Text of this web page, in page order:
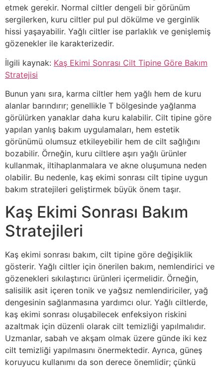
etmek gerekir. Normal ciltler dengeli bir görünüm
sergilerken, kuru ciltler pul pul dökülme ve gerginlik
hissi yaşayabilir. Yağlı ciltler ise parlaklık ve genişlemiş
gözenekler ile karakterizedir.
İlgili kaynak: Kaş Ekimi Sonrası Cilt Tipine Göre Bakım
Stratejisi
Bunun yanı sıra, karma ciltler hem yağlı hem de kuru
alanlar barındırır; genellikle T bölgesinde yağlanma
görülürken yanaklar daha kuru kalabilir. Cilt tipine göre
yapılan yanlış bakım uygulamaları, hem estetik
görünümü olumsuz etkileyebilir hem de cilt sağlığını
bozabilir. Örneğin, kuru ciltlere aşırı yağlı ürünler
kullanmak, iltihaplanmalara ve akne oluşumuna neden
olabilir. Bu nedenle, kaş ekimi sonrası cilt tipine uygun
bakım stratejileri geliştirmek büyük önem taşır.
Kaş Ekimi Sonrası Bakım
Stratejileri
Kaş ekimi sonrası bakım, cilt tipine göre değişiklik
gösterir. Yağlı ciltler için önerilen bakım, nemlendirici ve
gözenekleri sıkılaştırıcı ürünleri içermelidir. Örneğin,
salisilik asit içeren tonik ve yağsız nemlendiriciler, yağ
dengesinin sağlanmasına yardımcı olur. Yağlı ciltlerde,
kaş ekimi sonrası oluşabilecek enfeksiyon riskini
azaltmak için düzenli olarak cilt temizliği yapılmalıdır.
Uzmanlar, sabah ve akşam olmak üzere günde iki kez
cilt temizliği yapılmasını önermektedir. Ayrıca, güneş
koruyucu kullanımı da son derece önemlidir; çünkü